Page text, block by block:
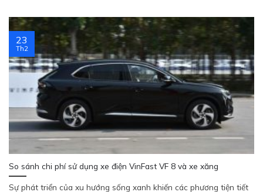
So sánh chi phí sử dụng xe điện VinFast VF 8 và xe xăng
Sự phát triển của xu hướng sống xanh khiến các phương tiện tiết
23
Th2